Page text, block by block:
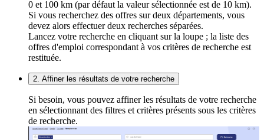
0 et 100 km (par défaut la valeur sélectionnée est de 10 km).
Si vous recherchez des offres sur deux départements, vous
devez alors effectuer deux recherches séparées.
Lancez votre recherche en cliquant sur la loupe ; la liste des
offres d'emploi correspondant à vos critères de recherche est
restituée.
2. Affiner les résultats de votre recherche
Si besoin, vous pouvez affiner les résultats de votre recherche
en sélectionnant des filtres et critères présents sous les critères
de recherche.